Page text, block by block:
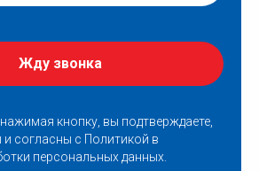
Жду звонка
кнопку, вы подтверждаете,
согласны с Политикой в
персональных данных